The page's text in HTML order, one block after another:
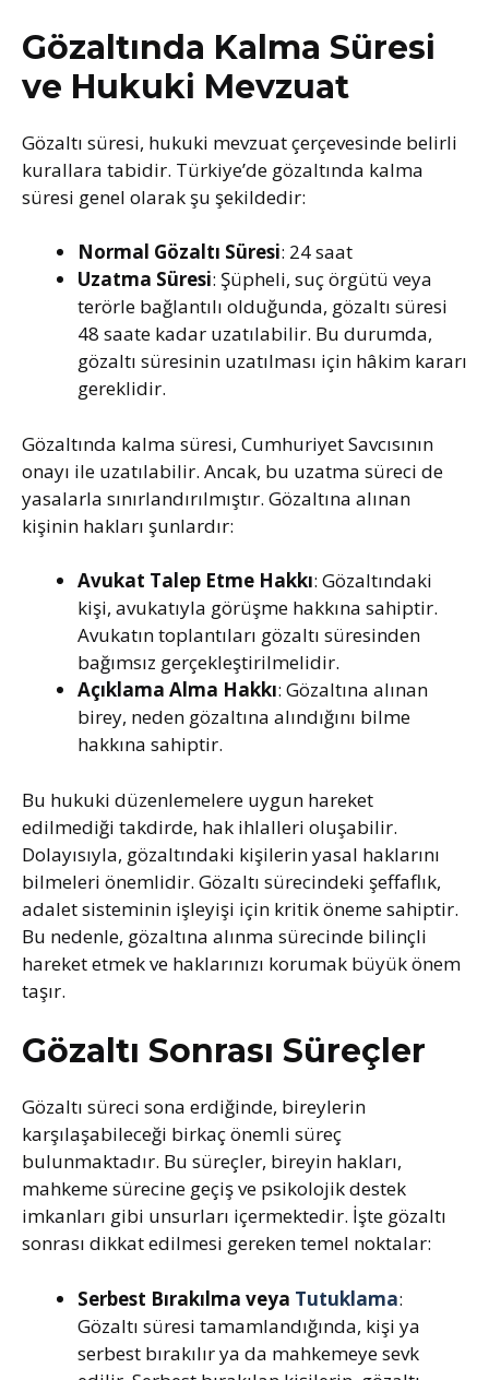
Gözaltında Kalma Süresi
ve Hukuki Mevzuat
Gözaltı süresi, hukuki mevzuat çerçevesinde belirli
kurallara tabidir. Türkiye’de gözaltında kalma
süresi genel olarak şu şekildedir:
Normal Gözaltı Süresi: 24 saat
Uzatma Süresi: Şüpheli, suç örgütü veya
terörle bağlantılı olduğunda, gözaltı süresi
48 saate kadar uzatılabilir. Bu durumda,
gözaltı süresinin uzatılması için hâkim kararı
gereklidir.
Gözaltında kalma süresi, Cumhuriyet Savcısının
onayı ile uzatılabilir. Ancak, bu uzatma süreci de
yasalarla sınırlandırılmıştır. Gözaltına alınan
kişinin hakları şunlardır:
Avukat Talep Etme Hakkı: Gözaltındaki
kişi, avukatıyla görüşme hakkına sahiptir.
Avukatın toplantıları gözaltı süresinden
bağımsız gerçekleştirilmelidir.
Açıklama Alma Hakkı: Gözaltına alınan
birey, neden gözaltına alındığını bilme
hakkına sahiptir.
Bu hukuki düzenlemelere uygun hareket
edilmediği takdirde, hak ihlalleri oluşabilir.
Dolayısıyla, gözaltındaki kişilerin yasal haklarını
bilmeleri önemlidir. Gözaltı sürecindeki şeffaflık,
adalet sisteminin işleyişi için kritik öneme sahiptir.
Bu nedenle, gözaltına alınma sürecinde bilinçli
hareket etmek ve haklarınızı korumak büyük önem
taşır.
Gözaltı Sonrası Süreçler
Gözaltı süreci sona erdiğinde, bireylerin
karşılaşabileceği birkaç önemli süreç
bulunmaktadır. Bu süreçler, bireyin hakları,
mahkeme sürecine geçiş ve psikolojik destek
imkanları gibi unsurları içermektedir. İşte gözaltı
sonrası dikkat edilmesi gereken temel noktalar:
Serbest Bırakılma veya Tutuklama:
Gözaltı süresi tamamlandığında, kişi ya
serbest bırakılır ya da mahkemeye sevk